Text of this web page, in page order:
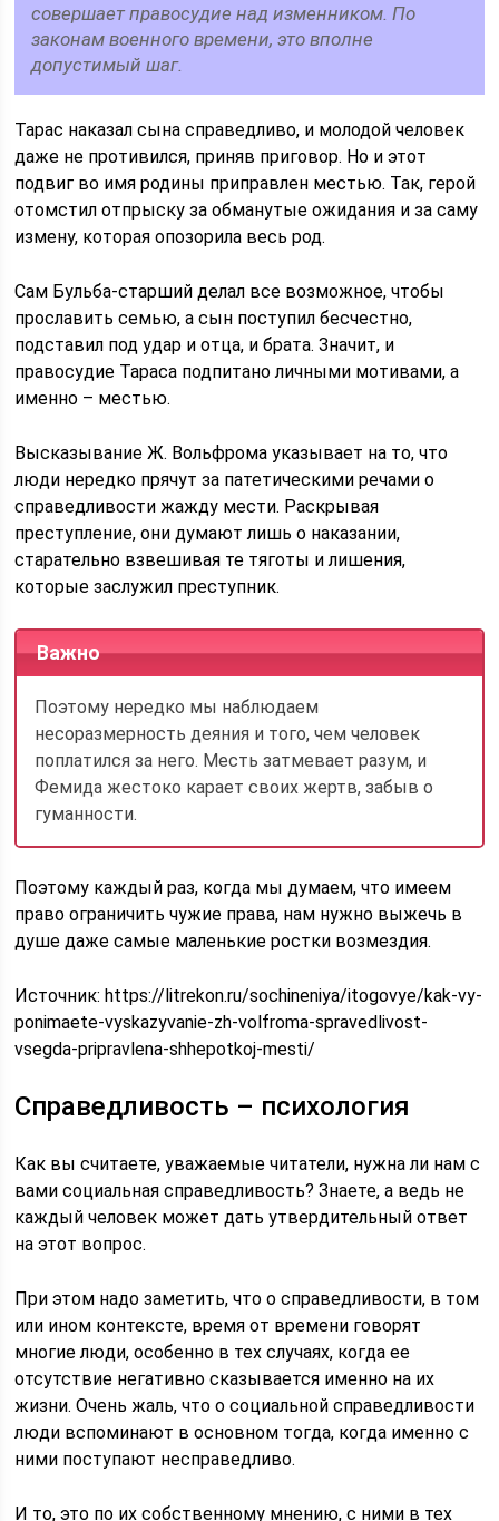
совершает правосудие над изменником. По
законам военного времени, это вполне
допустимый шаг.
Тарас наказал сына справедливо, и молодой человек
даже не противился, приняв приговор. Но и этот
подвиг во имя родины приправлен местью. Так, герой
отомстил отпрыску за обманутые ожидания и за саму
измену, которая опозорила весь род.
Сам Бульба-старший делал все возможное, чтобы
прославить семью, а сын поступил бесчестно,
подставил под удар и отца, и брата. Значит, и
правосудие Тараса подпитано личными мотивами, а
именно – местью.
Высказывание Ж. Вольфрома указывает на то, что
люди нередко прячут за патетическими речами о
справедливости жажду мести. Раскрывая
преступление, они думают лишь о наказании,
старательно взвешивая те тяготы и лишения,
которые заслужил преступник.
Важно
Поэтому нередко мы наблюдаем
несоразмерность деяния и того, чем человек
поплатился за него. Месть затмевает разум, и
Фемида жестоко карает своих жертв, забыв о
гуманности.
Поэтому каждый раз, когда мы думаем, что имеем
право ограничить чужие права, нам нужно выжечь в
душе даже самые маленькие ростки возмездия.
Источник: https://litrekon.ru/sochineniya/itogovye/kak-vy-
ponimaete-vyskazyvanie-zh-volfroma-spravedlivost-
vsegda-pripravlena-shhepotkoj-mesti/
Справедливость – психология
Как вы считаете, уважаемые читатели, нужна ли нам с
вами социальная справедливость? Знаете, а ведь не
каждый человек может дать утвердительный ответ
на этот вопрос.
При этом надо заметить, что о справедливости, в том
или ином контексте, время от времени говорят
многие люди, особенно в тех случаях, когда ее
отсутствие негативно сказывается именно на их
жизни. Очень жаль, что о социальной справедливости
люди вспоминают в основном тогда, когда именно с
ними поступают несправедливо.
И то, это по их собственному мнению, с ними в тех